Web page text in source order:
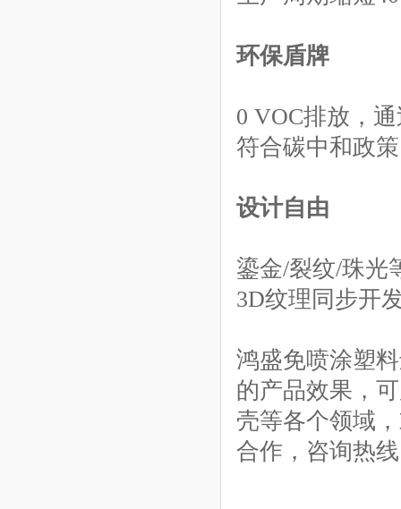
环保盾牌
0 VOC排放，
符合碳中和政
设计自由
鎏金/裂纹/珠光
3D纹理同步开
鸿盛免喷涂塑
的产品效果，
壳等各个领域
合作，咨询热